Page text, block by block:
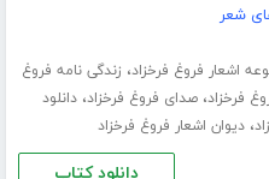
شعر
اشعار فروغ فرخزاد، زندگی نامه فروغ
فرخزاد،صدای فروغ فرخزاد،دانلود
،دیوان اشعار فروغ فرخزاد
دانلود کتاب